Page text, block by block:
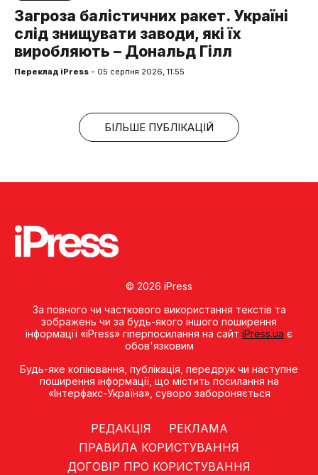
Загроза балістичних ракет. Україні
слід знищувати заводи, які їх
виробляють – Дональд Гілл
Переклад iPress – 05 серпня 2026, 11:55
БІЛЬШЕ ПУБЛІКАЦІЙ
© 2026 iPress
За повного чи часткового використання текстів та
зображень чи за будь-якого іншого поширення
інформації «iPress» гіперпосилання на сайт iPress.ua є
обов'язковим
Будь-яке копiювання, публiкацiя, передрук чи наступне
поширення iнформацiї, що мiстить посилання на
«Iнтерфакс-Україна», суворо забороняється
РЕДАКЦІЯ
РЕКЛАМА
ПРАВИЛА КОРИСТУВАННЯ
ДОГОВІР ПРО КОРИСТУВАННЯ